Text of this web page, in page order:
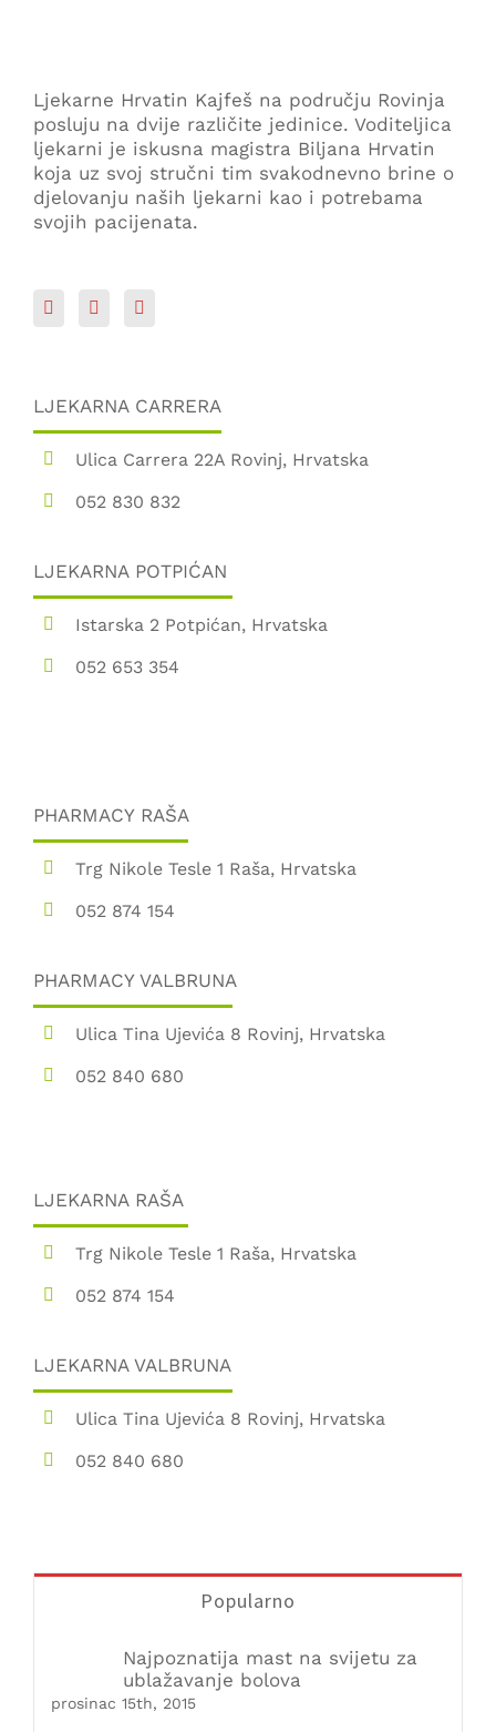
Ljekarne Hrvatin Kajfeš na području Rovinja
posluju na dvije različite jedinice. Voditeljica
ljekarni je iskusna magistra Biljana Hrvatin
koja uz svoj stručni tim svakodnevno brine o
djelovanju naših ljekarni kao i potrebama
svojih pacijenata.
LJEKARNA CARRERA
Ulica Carrera 22A Rovinj, Hrvatska
052 830 832
LJEKARNA POTPIĆAN
Istarska 2 Potpićan, Hrvatska
052 653 354
PHARMACY RAŠA
Trg Nikole Tesle 1 Raša, Hrvatska
052 874 154
PHARMACY VALBRUNA
Ulica Tina Ujevića 8 Rovinj, Hrvatska
052 840 680
LJEKARNA RAŠA
Trg Nikole Tesle 1 Raša, Hrvatska
052 874 154
LJEKARNA VALBRUNA
Ulica Tina Ujevića 8 Rovinj, Hrvatska
052 840 680
Popularno
Najpoznatija mast na svijetu za
ublažavanje bolova
prosinac 15th, 2015